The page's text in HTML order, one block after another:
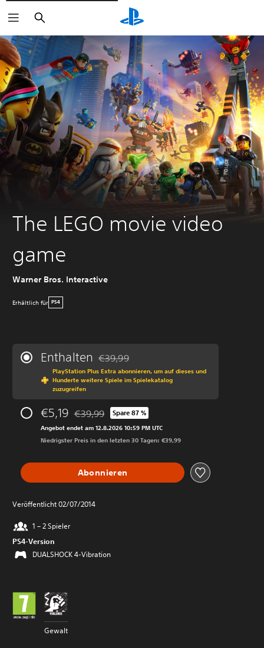
Suchen
The LEGO movie video
game
Warner Bros. Interactive
Erhältlich für PS4
Enthalten Preisnachlass gegenüber dem
€39,99
PlayStation Plus Extra abonnieren, um auf dieses und
Hunderte weitere Spiele im Spielekatalog
zuzugreifen
€5,19 Preisnachlass gegenüber dem Originalpreis von
€39,99 Spare 87 %
Angebot endet am 12.8.2026 10:59 PM UTC
Niedrigster Preis in den letzten 30 Tagen: €39,99
Abonnieren
Veröffentlicht 02/07/2014
1 – 2 Spieler
PS4-Version
DUALSHOCK 4-Vibration
Gewalt